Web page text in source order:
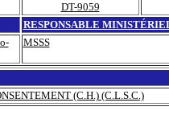
DT-9059
RESPONSABLE
MSSS
(C.H.) (C.L.S.C.)